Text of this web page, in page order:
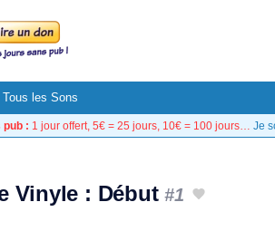
Tous les Sons
pub : 1 jour offert, 5€ = 25 jours, 10€ = 100 jours… Je
Vinyle : Début#1